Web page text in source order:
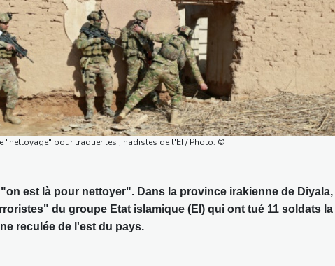
"nettoyage" pour traquer les jihadistes de l'EI / Photo: ©
est là pour nettoyer". Dans la province irakienne de Diyala,
du groupe Etat islamique (EI) qui ont tué 11 soldats la
reculée de l'est du pays.